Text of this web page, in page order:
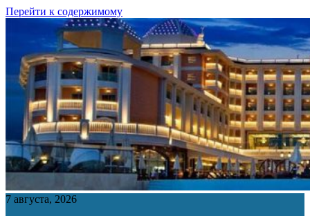
Перейти к содержимому
7 августа, 2026